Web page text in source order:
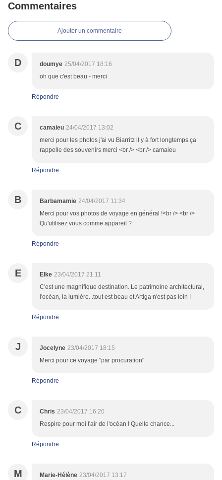
Commentaires
Ajouter un commentaire
D doumye 25/04/2017 18:16
oh que c'est beau - merci
Répondre
C camaieu 24/04/2017 13:02
merci pour les photos j'ai vu Biarritz il y à fort longtemps ça
rappelle des souvenirs merci <br /> <br /> camaieu
Répondre
B Barbamamie 24/04/2017 11:34
Merci pour vos photos de voyage en général !<br /> <br />
Qu'utilisez vous comme appareil ?
Répondre
E Elke 23/04/2017 21:11
C'est une magnifique destination. Le patrimoine architectural,
l'océan, la lumière. .tout est beau et Artiga n'est pas loin !
Répondre
J Jocelyne 23/04/2017 18:15
Merci pour ce voyage "par procuration"
Répondre
C Chris 23/04/2017 16:20
Respire pour moi l'air de l'océan ! Quelle chance...
Répondre
M Marie-Hélène 23/04/2017 13:17